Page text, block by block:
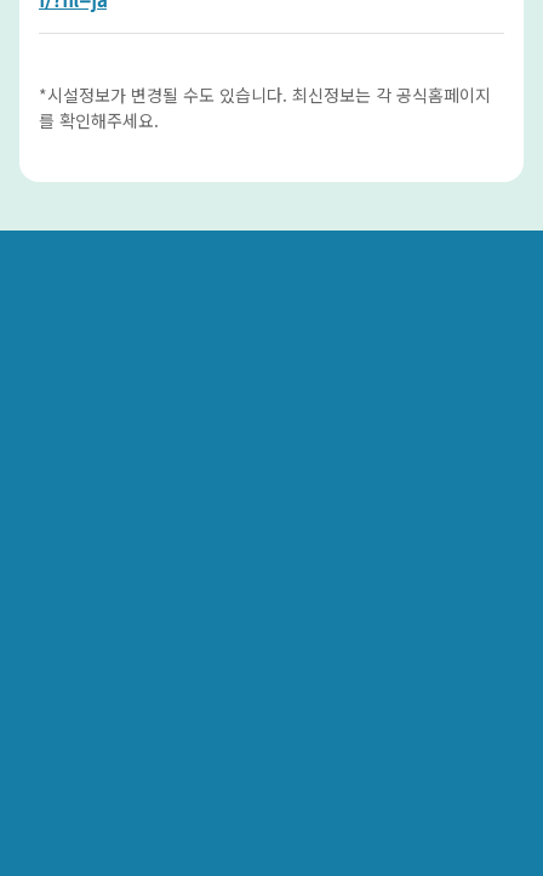
*시설정보가 변경될 수도 있습니다. 최신정보는 각 공식홈페이지
를 확인해주세요.